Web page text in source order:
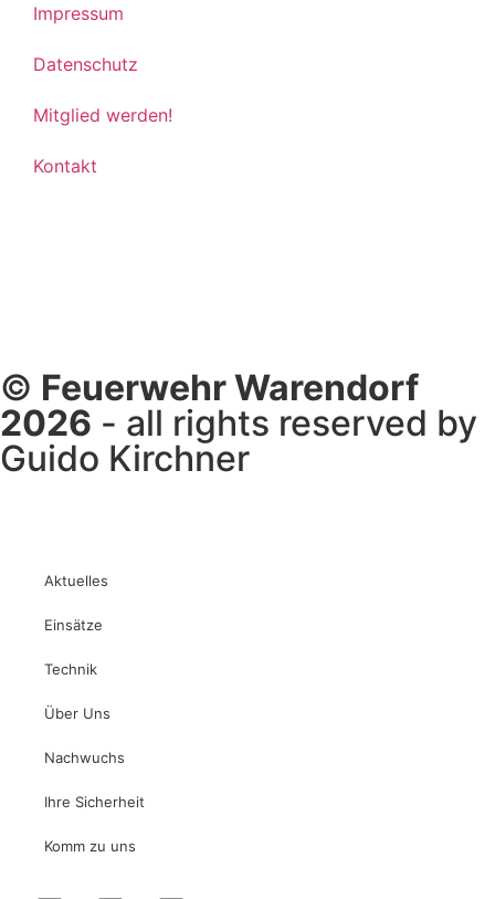
Impressum
Datenschutz
Mitglied werden!
Kontakt
© Feuerwehr Warendorf
2026 - all rights reserved by
Guido Kirchner
Aktuelles
Einsätze
Technik
Über Uns
Nachwuchs
Ihre Sicherheit
Komm zu uns